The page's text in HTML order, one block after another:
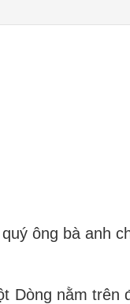
ông bà anh
Dòng nằm trên